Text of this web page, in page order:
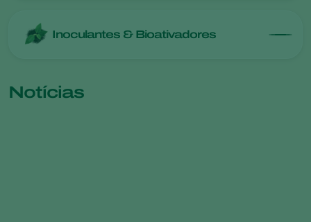
Inoculantes & Bioativadores
Notícias